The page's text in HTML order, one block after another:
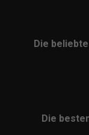
Die
Die